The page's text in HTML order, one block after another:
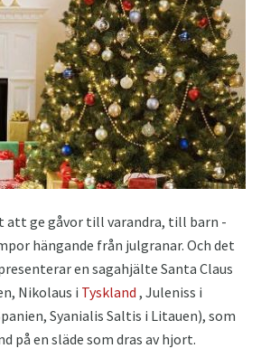
att ge gåvor till varandra, till barn -
hängande från julgranar. Och det
en sagahjälte Santa Claus
Nikolaus i Tyskland , Juleniss i
Syanialis Saltis i Litauen), som
på en släde som dras av hjort.